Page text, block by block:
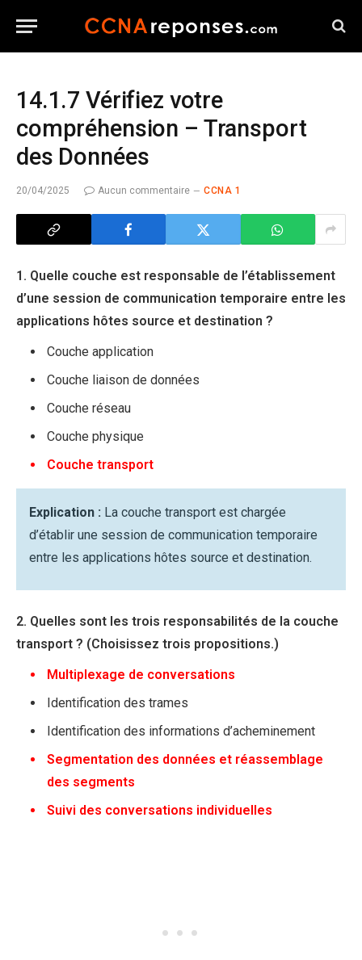
14.1.7 Vérifiez votre
compréhension – Transport
des Données
20/04/2025 Aucun commentaire CCNA 1
1. Quelle couche est responsable de l’établissement
d’une session de communication temporaire entre les
applications hôtes source et destination ?
Couche application
Couche liaison de données
Couche réseau
Couche physique
Couche transport
Explication : La couche transport est chargée
d’établir une session de communication temporaire
entre les applications hôtes source et destination.
2. Quelles sont les trois responsabilités de la couche
transport ? (Choisissez trois propositions.)
Multiplexage de conversations
Identification des trames
Identification des informations d’acheminement
Segmentation des données et réassemblage
des segments
Suivi des conversations individuelles